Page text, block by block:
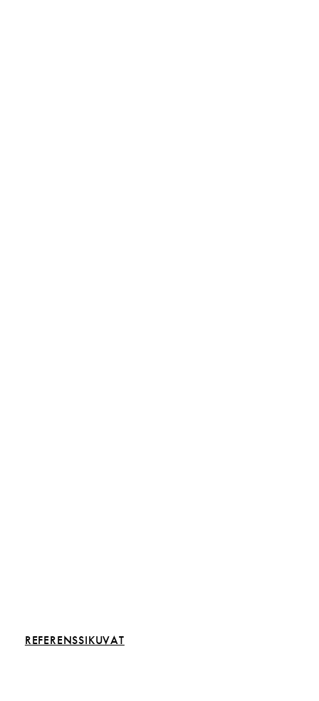
Inspiroidu rakentamisesta
REFERENSSIKUVAT